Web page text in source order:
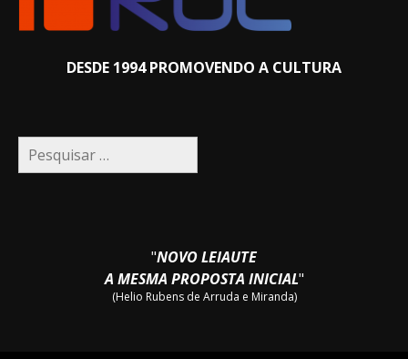
DESDE 1994 PROMOVENDO A CULTURA
Pesquisar
por:
"NOVO LEIAUTE
A MESMA PROPOSTA INICIAL"
(Helio Rubens de Arruda e Miranda)